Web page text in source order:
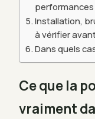
performances
Installation,
à vérifier
Dans quels
Ce que la
vraiment